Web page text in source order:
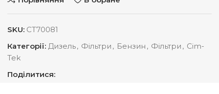
SKU: СТ70081
Категорії: Дизель, Фільтри , Бензин , Фільтри , Cim-
Tek
Поділитися: